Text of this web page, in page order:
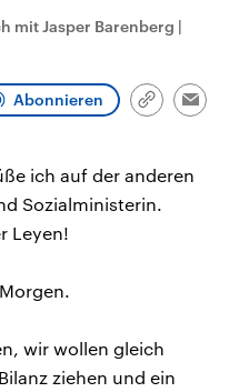
mit großem Einfluss auf
Podcasts
mit Jasper Barenberg |
Abonnieren
Link
ich auf der anderen
Sozialministerin.
Leyen!
wir wollen gleich
ziehen und ein